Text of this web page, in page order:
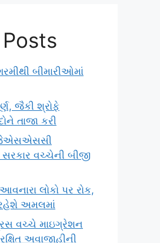
બીમારીઓમાં
જૈકી શ્રોફે
તાજા કરી
વચ્ચેની બીજી
લોકો પર રોક,
અમલમાં
વચ્ચે માઇગ્રેશન
અવાજાહીની